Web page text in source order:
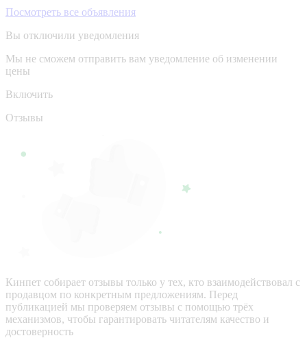
Посмотреть все объявления
Вы отключили уведомления
Мы не сможем отправить вам уведомление об изменении
цены
Включить
Отзывы
Кинпет собирает отзывы только у тех, кто взаимодействовал с
продавцом по конкретным предложениям. Перед
публикацией мы проверяем отзывы с помощью трёх
механизмов, чтобы гарантировать читателям качество и
достоверность